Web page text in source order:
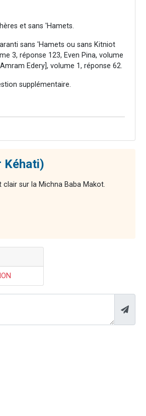
et sans 'Hamets.
sans 'Hamets ou sans Kitniot
3, réponse 123, Even Pina, volume
Edery], volume 1, réponse 62.
supplémentaire.
Kéhati)
sur la Michna Baba Makot.